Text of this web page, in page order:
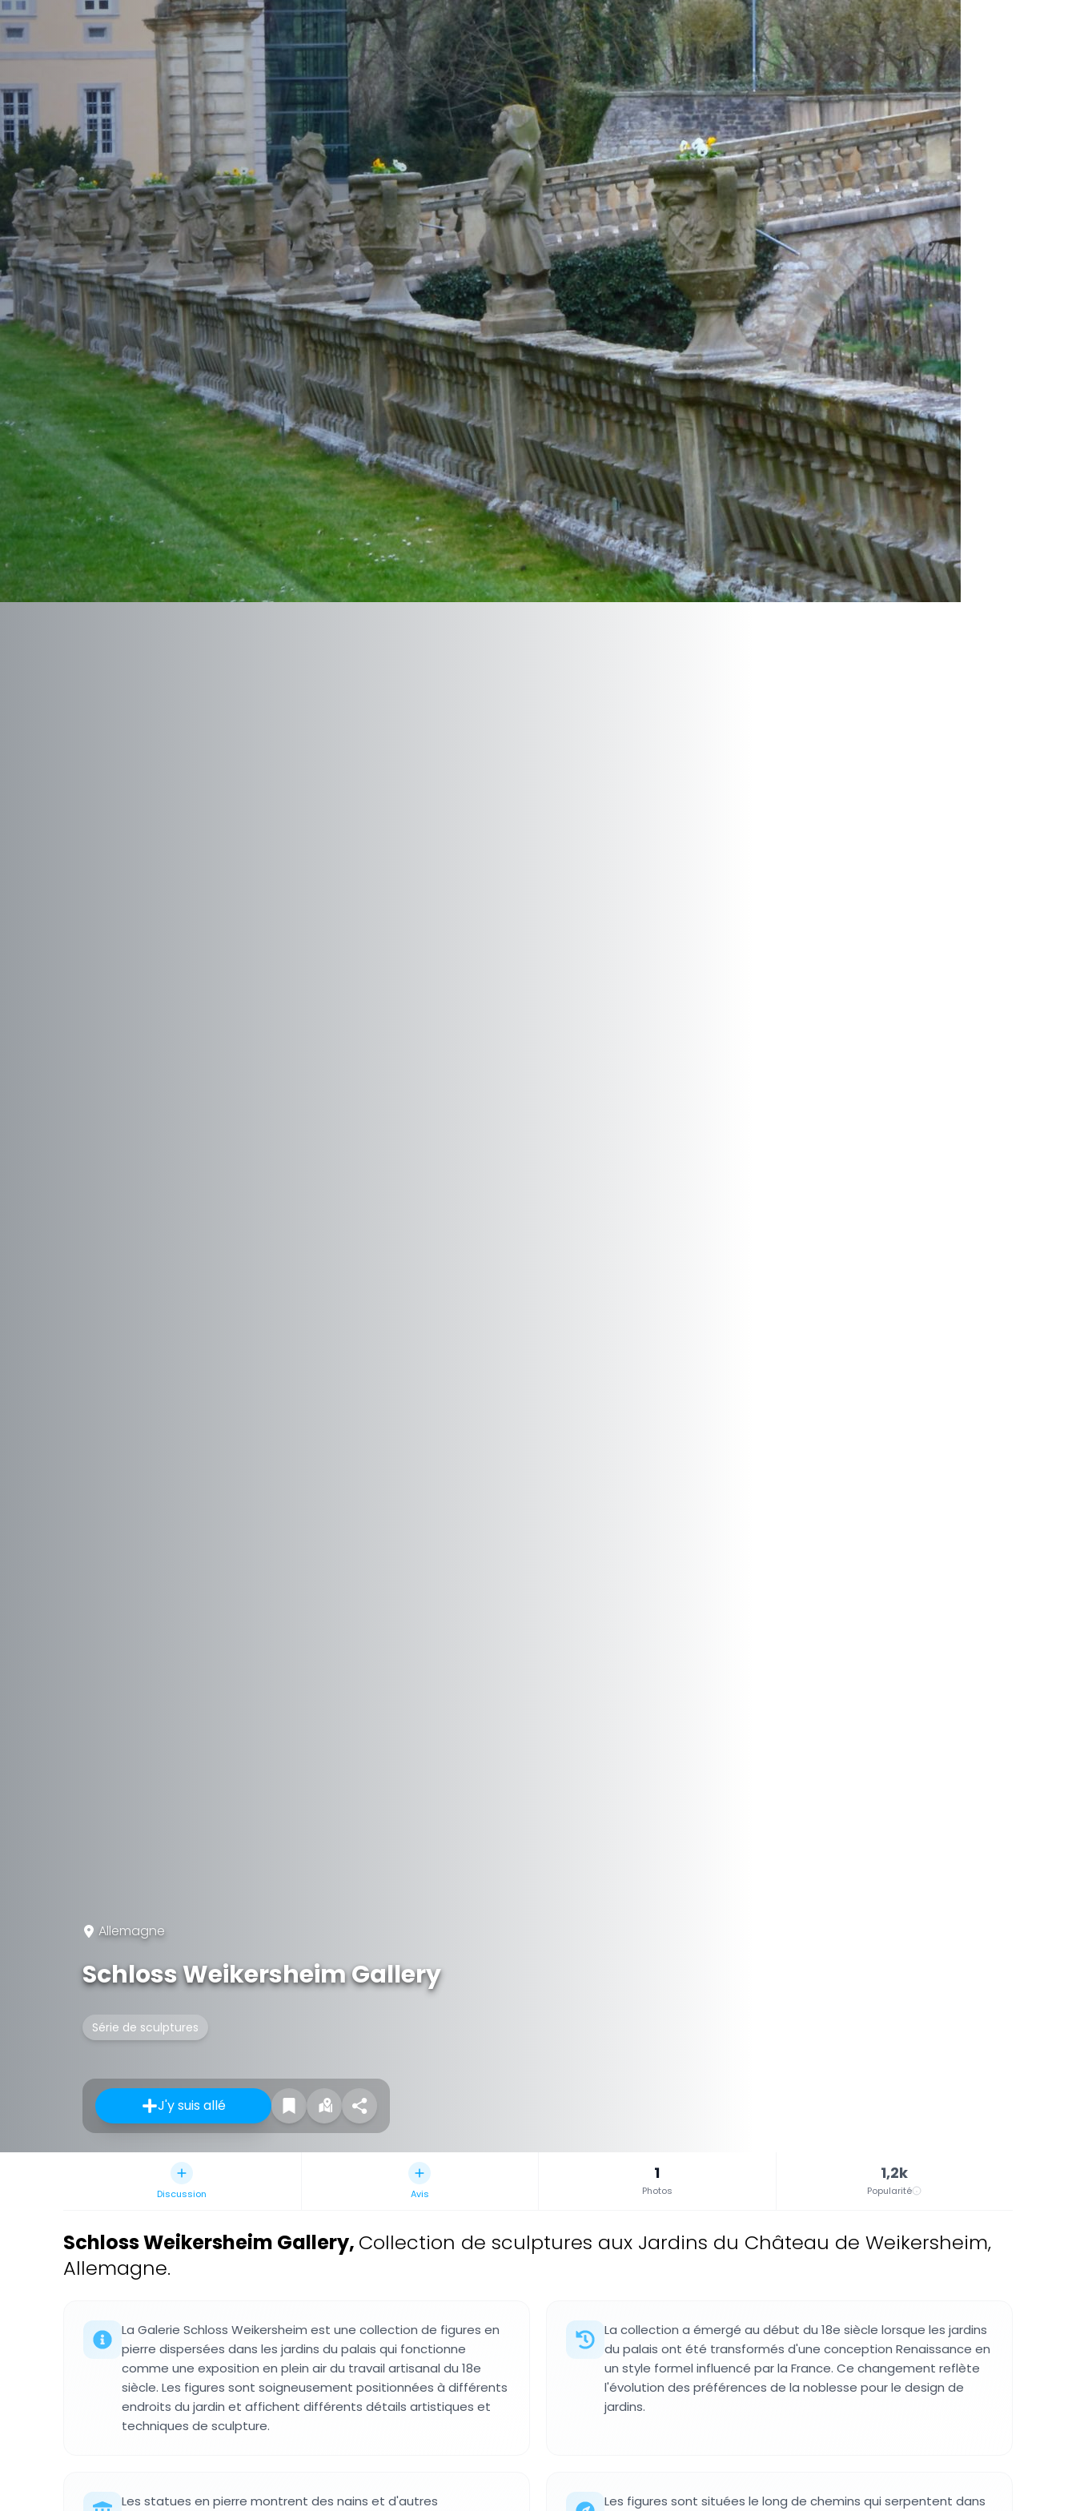
Allemagne
Schloss Weikersheim Gallery
Série de sculptures
J'y suis allé
Discussion Avis
1
Photos
1,2k
Popularité
Schloss Weikersheim Gallery, Collection de sculptures aux Jardins du Château de Weikersheim,
Allemagne.
La Galerie Schloss Weikersheim est une collection de figures en
pierre dispersées dans les jardins du palais qui fonctionne
comme une exposition en plein air du travail artisanal du 18e
siècle. Les figures sont soigneusement positionnées à différents
endroits du jardin et affichent différents détails artistiques et
techniques de sculpture.
La collection a émergé au début du 18e siècle lorsque les jardins
du palais ont été transformés d'une conception Renaissance en
un style formel influencé par la France. Ce changement reflète
l'évolution des préférences de la noblesse pour le design de
jardins.
Les statues en pierre montrent des nains et d'autres Les figures sont situées le long de chemins qui serpentent dans